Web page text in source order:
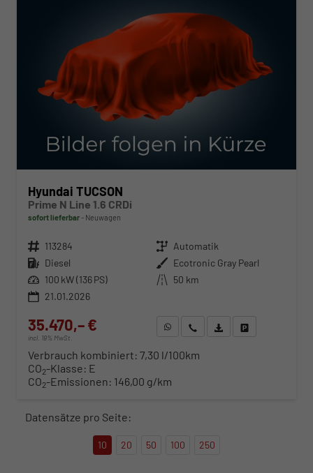
Hyundai TUCSON
Prime N Line 1.6 CRDi
sofort lieferbar Neuwagen
Fahrzeugnr. 113284 Getriebe Automatik
Kraftstoff Diesel Außenfarbe Ecotronic Gray Pearl
Leistung 100 kW (136 PS) Kilometerstand 50 km
21.01.2026
35.470,– €
incl. 19% MwSt.
WhatsApp anfragen
Wir rufen Sie anFahrzeugexposé (PDF)
Verbrauch kombiniert: 7,30 l/100km
CO2-Klasse: E
CO2-Emissionen: 146,00 g/km
Datensätze pro Seite:
10 20 50 100 250